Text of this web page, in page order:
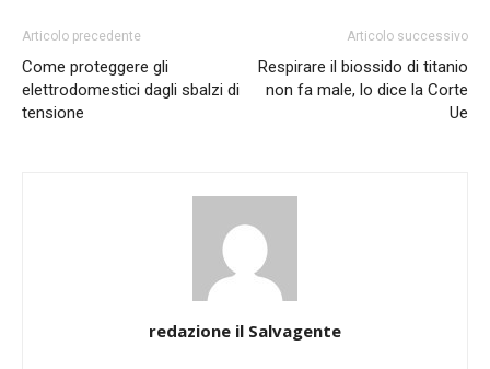
Articolo precedente
Come proteggere gli
elettrodomestici dagli sbalzi di
tensione
Articolo successivo
Respirare il biossido di titanio
non fa male, lo dice la Corte
Ue
redazione il Salvagente